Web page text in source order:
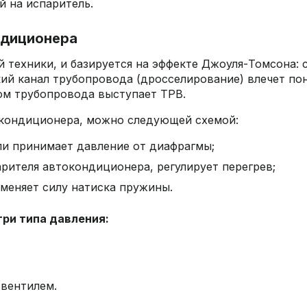
на испаритель.
техники, и базируется на эффекте Джоуля-Томсона:
канал трубопровода (дросселирование) влечет
трубопровода выступает ТРВ.
можно следующей схемой:
принимает давление от диафрагмы;
автокондиционера, регулирует перегрев;
силу натиска пружины.
типа давления: